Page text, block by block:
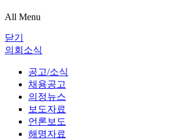
All Menu
닫기
의회소식
공고/소식
채용공고
의정뉴스
보도자료
언론보도
해명자료